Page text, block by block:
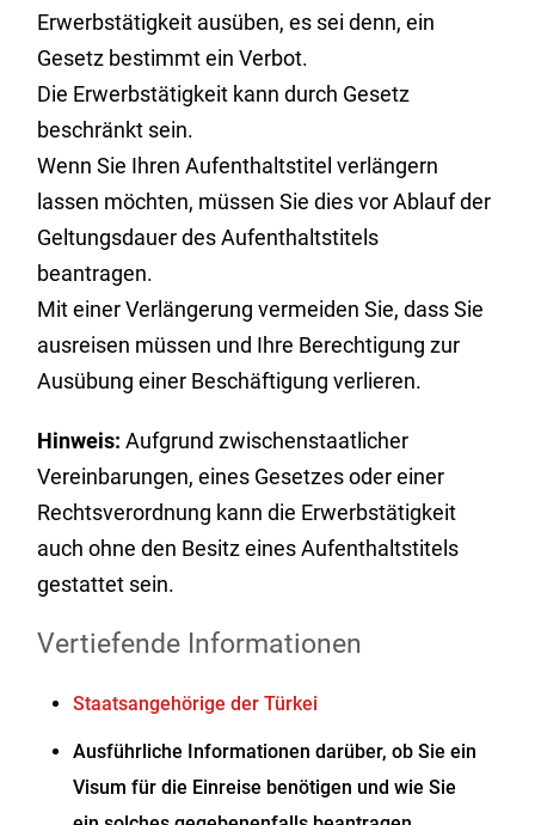
Erwerbstätigkeit ausüben, es sei denn, ein
Gesetz bestimmt ein Verbot.
Die Erwerbstätigkeit kann durch Gesetz
beschränkt sein.
Wenn Sie Ihren Aufenthaltstitel verlängern
lassen möchten, müssen Sie dies vor Ablauf der
Geltungsdauer des Aufenthaltstitels
beantragen.
Mit einer Verlängerung vermeiden Sie, dass Sie
ausreisen müssen und Ihre Berechtigung zur
Ausübung einer Beschäftigung verlieren.
Hinweis:Aufgrund zwischenstaatlicher
Vereinbarungen, eines Gesetzes oder einer
Rechtsverordnung kann die Erwerbstätigkeit
auch ohne den Besitz eines Aufenthaltstitels
gestattet sein.
Vertiefende Informationen
Staatsangehörige der Türkei
Ausführliche Informationen darüber, ob Sie ein
Visum für die Einreise benötigen und wie Sie